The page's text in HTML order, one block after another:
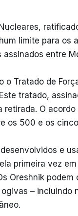
limite para os
entre
Tratado de
tratado,
O
os 500 e os
e
primeira vez
Oreshnik
– incluindo